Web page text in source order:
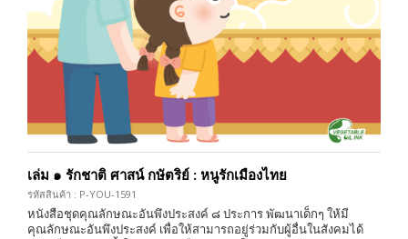
เล่ม ๑ รักชาติ ศาสน์ กษัตริย์ : หนูรักเมืองไทย
รหัสสินค้า : P-YOU-1591
หนังสือชุดคุณลักษณะอันพึงประสงค์ ๘ ประการ พัฒนาเด็กๆ ให้มี
คุณลักษณะอันพึงประสงค์ เพื่อให้สามารถอยู่ร่วมกับผู้อื่นในสังคมได้